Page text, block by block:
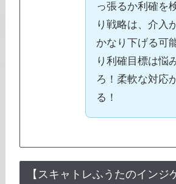
っ張るか利確を
り戦略は、介入
かなり下げる可
り利確目標は悩
ろ！柔軟な対応
る！
【スキャトレふうたのインジ